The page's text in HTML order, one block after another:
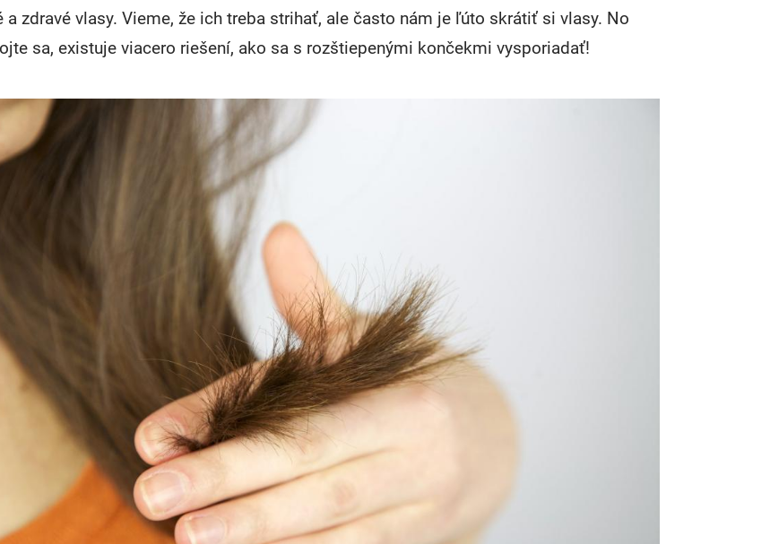
a zdravé vlasy. Vieme, že ich treba strihať, ale často nám je ľúto skrátiť si vlasy. No
sa, existuje viacero riešení, ako sa s rozštiepenými končekmi vysporiadať!